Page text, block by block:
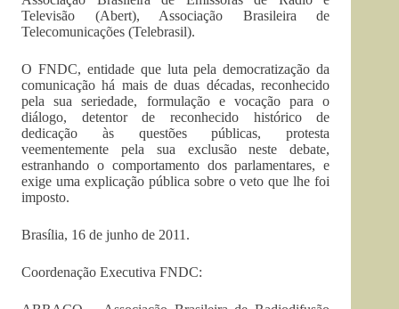
Televisão (Abert), Associação Brasileira de
Telecomunicações (Telebrasil).
O FNDC, entidade que luta pela democratização da
comunicação há mais de duas décadas, reconhecido
pela sua seriedade, formulação e vocação para o
diálogo, detentor de reconhecido histórico de
dedicação às questões públicas, protesta
veementemente pela sua exclusão neste debate,
estranhando o comportamento dos parlamentares, e
exige uma explicação pública sobre o veto que lhe foi
imposto.
Brasília, 16 de junho de 2011.
Coordenação Executiva FNDC: